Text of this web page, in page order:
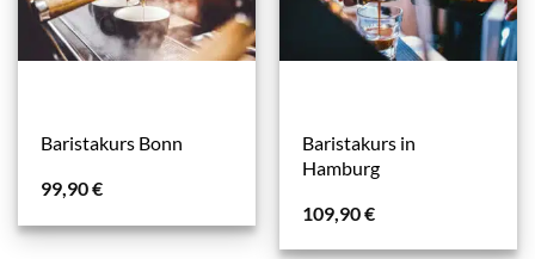
Baristakurs Bonn
99,90€
Baristakurs in
Hamburg
109,90€